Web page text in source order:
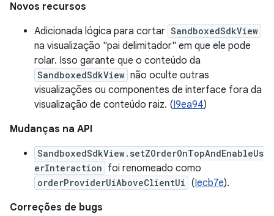
Novos recursos
Adicionada lógica para cortar SandboxedSdkView
na visualização "pai delimitador" em que ele pode
rolar. Isso garante que o conteúdo da
SandboxedSdkView não oculte outras
visualizações ou componentes de interface fora da
visualização de conteúdo raiz. (I9ea94)
Mudanças na API
SandboxedSdkView.setZOrderOnTopAndEnableUs
erInteraction foi renomeado como
orderProviderUiAboveClientUi (Iecb7e).
Correções de bugs